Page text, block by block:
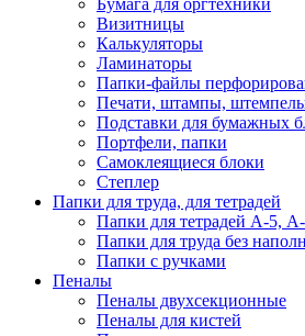
Бумага для оргтехники
Визитницы
Калькуляторы
Ламинаторы
Папки-файлы
Печати, штампы,
Подставки для бумажных
Портфели, папки
Самоклеящиеся блоки
Степлер
Папки для труда, для тетрадей
Папки для тетрадей А-5,
Папки для труда без
Папки с ручками
Пеналы
Пеналы двухсекционные
Пеналы для кистей